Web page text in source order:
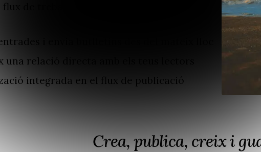
de treball.
i envia butlletins des del mateix lloc
una relació directa amb els teus lectors
integrada en el flux de publicació
Crea, publica, creix i